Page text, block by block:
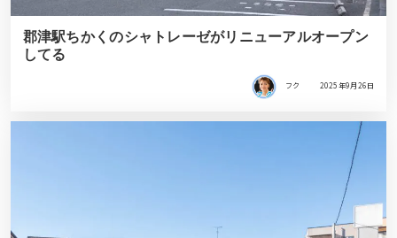
郡津駅ちかくのシャトレーゼがリニューアルオープン
してる
フク 2025年9月26日